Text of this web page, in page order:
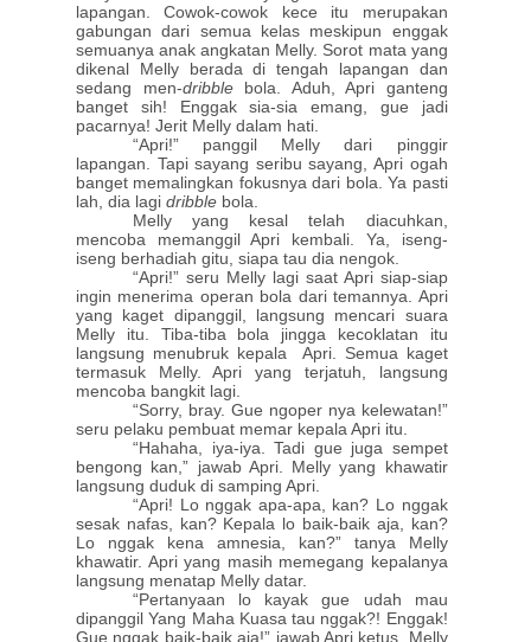
lapangan. Cowok-cowok kece itu merupakan
gabungan dari semua kelas meskipun enggak
semuanya anak angkatan Melly. Sorot mata yang
dikenal Melly berada di tengah lapangan dan
sedang men-dribblebola. Aduh, Apri ganteng
banget sih! Enggak sia-sia emang, gue jadi
pacarnya! Jerit Melly dalam hati.
“Apri!” panggil Melly dari pinggir
lapangan. Tapi sayang seribu sayang, Apri ogah
banget memalingkan fokusnya dari bola. Ya pasti
lah, dia lagi dribble bola.
Melly yang kesal telah diacuhkan,
mencoba memanggil Apri kembali. Ya, iseng-
iseng berhadiah gitu, siapa tau dia nengok.
“Apri!” seru Melly lagi saat Apri siap-siap
ingin menerima operan bola dari temannya. Apri
yang kaget dipanggil, langsung mencari suara
Melly itu. Tiba-tiba bola jingga kecoklatan itu
langsung menubruk kepala Apri. Semua kaget
termasuk Melly. Apri yang terjatuh, langsung
mencoba bangkit lagi.
“Sorry, bray. Gue ngoper nya kelewatan!”
seru pelaku pembuat memar kepala Apri itu.
“Hahaha, iya-iya. Tadi gue juga sempet
bengong kan,” jawab Apri. Melly yang khawatir
langsung duduk di samping Apri.
“Apri! Lo nggak apa-apa, kan? Lo nggak
sesak nafas, kan? Kepala lo baik-baik aja, kan?
Lo nggak kena amnesia, kan?” tanya Melly
khawatir. Apri yang masih memegang kepalanya
langsung menatap Melly datar.
“Pertanyaan lo kayak gue udah mau
dipanggil Yang Maha Kuasa tau nggak?! Enggak!
Gue nggak baik-baik aja!” jawab Apri ketus. Melly